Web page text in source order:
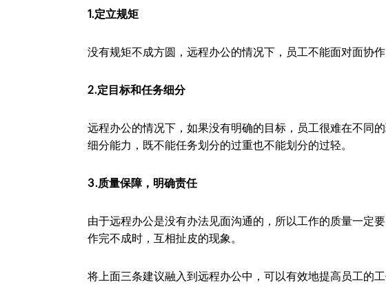
1.定立规矩
没有规矩不成方圆，远程办公的情况下，员工不能面对面协
2.定目标和任务细分
远程办公的情况下，如果没有明确的目标，员工很难在不同
细分能力，既不能任务划分的过重也不能划分的过轻。
3.质量保障，明确责任
由于远程办公是没有办法见面沟通的，所以工作的质量一定
作完不成时，互相扯皮的现象。
将上面三条建议融入到远程办公中，可以有效地提高员工的